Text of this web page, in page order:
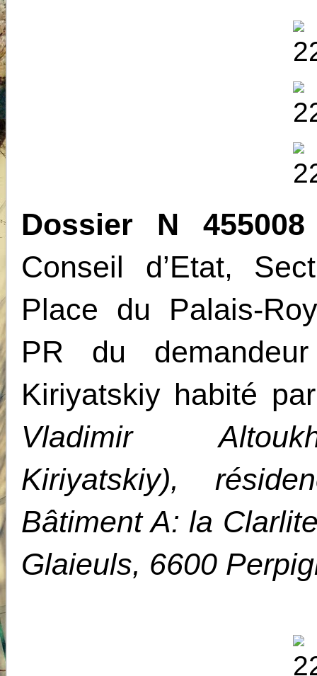
Dossier N 455008
Conseil d’Etat,
Place du Palais-
PR du
Kiriyatskiy habité
Vladimir
Kiriyatskiy),
Bâtiment A: la
Glaieuls, 6600